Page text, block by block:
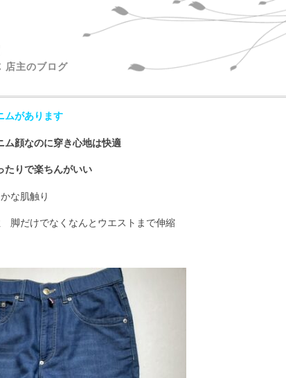
主のブログ
ムがあります
ム顔なのに穿き心地は快適
たりで楽ちんがいい
な肌触り
だけでなくなんとウエストまで伸縮